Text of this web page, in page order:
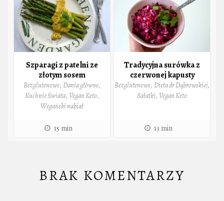
Szparagi z patelni ze
złotym sosem
Bezglutenowe, Dania główne,
Kuchnie Świata, Vegan Keto,
Wegański nabiał
15 min
Tradycyjna surówka z
czerwonej kapusty
Bezglutenowe, Dieta dr Dąbrowskiej,
Sałatki, Vegan Keto
13 min
BRAK KOMENTARZY